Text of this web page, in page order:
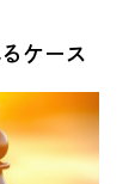
ケース